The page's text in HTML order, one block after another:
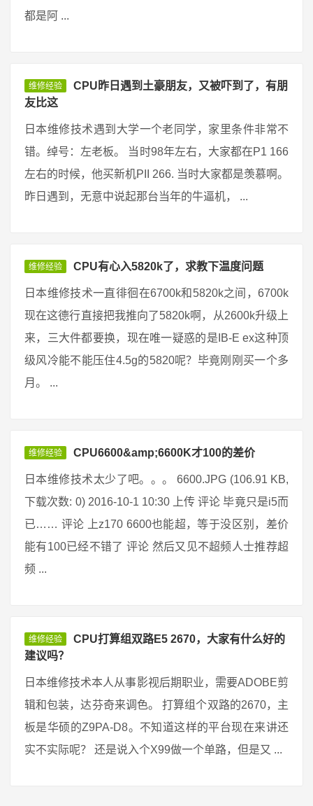
都是阿 ...
维修经验
CPU昨日遇到土豪朋友，又被吓到了，有朋
友比这
日本维修技术遇到大学一个老同学，家里条件非常不
错。绰号：左老板。 当时98年左右，大家都在P1 166
左右的时候，他买新机PII 266. 当时大家都是羡慕啊。
昨日遇到，无意中说起那台当年的牛逼机， ...
维修经验 CPU有心入5820k了，求教下温度问题
日本维修技术一直徘徊在6700k和5820k之间，6700k
现在这德行直接把我推向了5820k啊，从2600k升级上
来，三大件都要换，现在唯一疑惑的是IB-E ex这种顶
级风冷能不能压住4.5g的5820呢？毕竟刚刚买一个多
月。 ...
维修经验 CPU6600&amp;6600K才100的差价
日本维修技术太少了吧。。。 6600.JPG (106.91 KB,
下载次数: 0) 2016-10-1 10:30 上传 评论 毕竟只是i5而
已…… 评论 上z170 6600也能超，等于没区别，差价
能有100已经不错了 评论 然后又见不超频人士推荐超
频 ...
维修经验
CPU打算组双路E5 2670，大家有什么好的
建议吗？
日本维修技术本人从事影视后期职业，需要ADOBE剪
辑和包装，达芬奇来调色。 打算组个双路的2670，主
板是华硕的Z9PA-D8。不知道这样的平台现在来讲还
实不实际呢？ 还是说入个X99做一个单路，但是又 ...